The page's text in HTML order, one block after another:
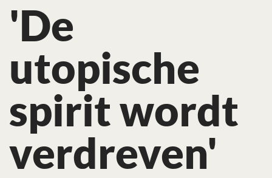
'De
utopische
spirit wordt
verdreven'